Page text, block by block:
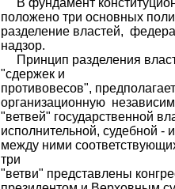
положено три основных
разделение властей,
надзор.
Принцип разделения
"сдержек и
противовесов",
организационную
"вет­вей" государственной
исполнительной, судеб­ной -
между ними
три
"ветви" представлены